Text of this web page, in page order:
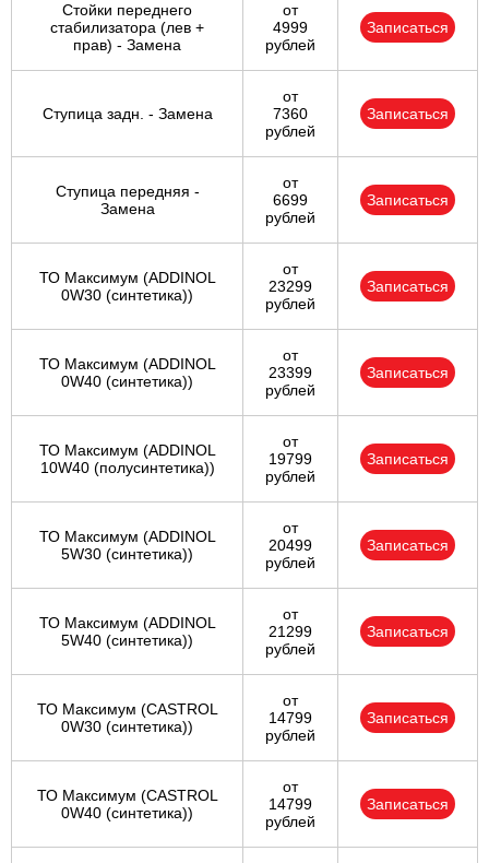
Стойки переднего
стабилизатора (лев +
прав) - Замена
от
4999
рублей
Записаться
Ступица задн. - Замена
от
7360
рублей
Записаться
Ступица передняя -
Замена
от
6699
рублей
Записаться
ТО Максимум (ADDINOL
0W30 (синтетика))
от
23299
рублей
Записаться
ТО Максимум (ADDINOL
0W40 (синтетика))
от
23399
рублей
Записаться
ТО Максимум (ADDINOL
10W40 (полусинтетика))
от
19799
рублей
Записаться
ТО Максимум (ADDINOL
5W30 (синтетика))
от
20499
рублей
Записаться
ТО Максимум (ADDINOL
5W40 (синтетика))
от
21299
рублей
Записаться
ТО Максимум (CASTROL
0W30 (синтетика))
от
14799
рублей
Записаться
ТО Максимум (CASTROL
0W40 (синтетика))
от
14799
рублей
Записаться